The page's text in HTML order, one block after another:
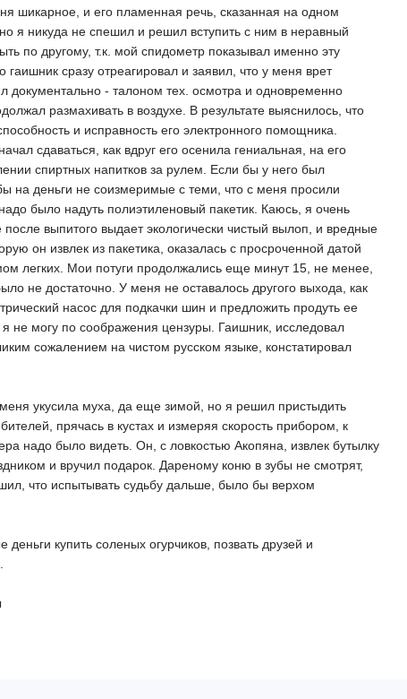
шикарное, и его пламенная речь, сказанная на одном
я никуда не спешил и решил вступить с ним в неравный
по другому, т.к. мой спидометр показывал именно эту
сразу отреагировал и заявил, что у меня врет
документально - талоном тех. осмотра и одновременно
размахивать в воздухе. В результате выяснилось, что
и исправность его электронного помощника.
сдаваться, как вдруг его осенила гениальная, на его
спиртных напитков за рулем. Если бы у него был
на деньги не соизмеримые с теми, что с меня просили
было надуть полиэтиленовый пакетик. Каюсь, я очень
выпитого выдает экологически чистый вылоп, и вредные
он извлек из пакетика, оказалась с просроченной датой
легких. Мои потуги продолжались еще минут 15, не менее,
не достаточно. У меня не оставалось другого выхода, как
насос для подкачки шин и предложить продуть ее
не могу по соображения цензуры. Гаишник, исследовал
сожалением на чистом русском языке, констатировал
укусила муха, да еще зимой, но я решил пристыдить
прячась в кустах и измеряя скорость прибором, к
надо было видеть. Он, с ловкостью Акопяна, извлек бутылку
и вручил подарок. Дареному коню в зубы не смотрят,
что испытывать судьбу дальше, было бы верхом
купить соленых огурчиков, позвать друзей и